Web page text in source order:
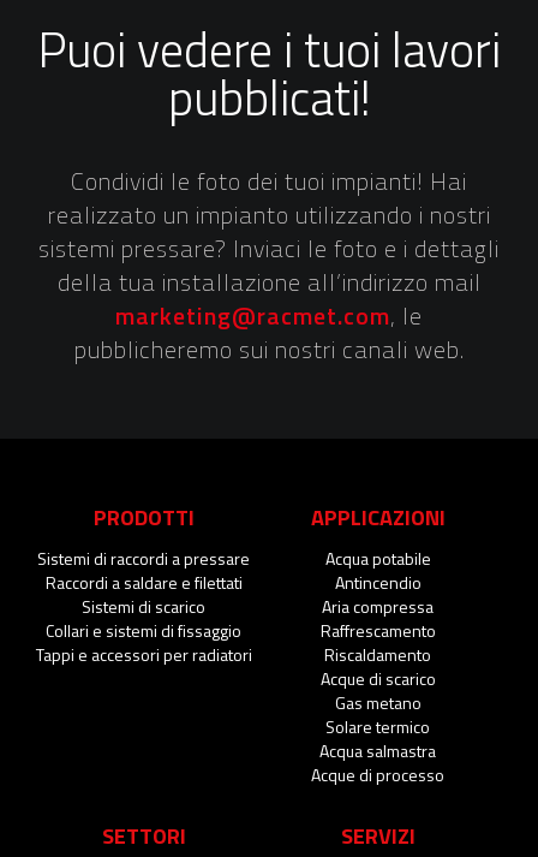
Puoi vedere i tuoi lavori
pubblicati!
Condividi le foto dei tuoi impianti! Hai
realizzato un impianto utilizzando i nostri
sistemi pressare? Inviaci le foto e i dettagli
della tua installazione all’indirizzo mail
marketing@racmet.com, le
pubblicheremo sui nostri canali web.
PRODOTTI
Sistemi di raccordi a pressare
Raccordi a saldare e filettati
Sistemi di scarico
Collari e sistemi di fissaggio
Tappi e accessori per radiatori
APPLICAZIONI
Acqua potabile
Antincendio
Aria compressa
Raffrescamento
Riscaldamento
Acque di scarico
Gas metano
Solare termico
Acqua salmastra
Acque di processo
SETTORI
SERVIZI